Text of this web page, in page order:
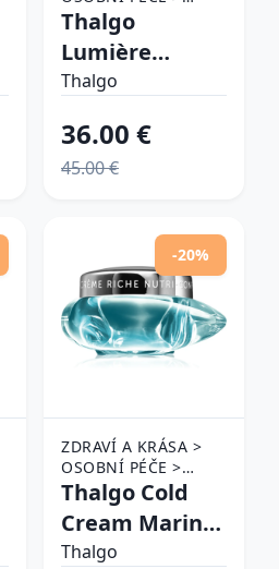
KOSMETIKA > PÉČE
O PLEŤ > ČISTICÍ
PLEŤOVÉ PŘÍPRAVKY
Thalgo
Lumière
Marine
pleťová voda
proti
škvrnám 125
ml
Thalgo
36.00 €
45.00 €
-20%
ZDRAVÍ A KRÁSA >
OSOBNÍ PÉČE >
KOSMETIKA > PÉČE
O PLEŤ
Thalgo Cold
Cream Marine
Nutri-Comfort
Thalgo